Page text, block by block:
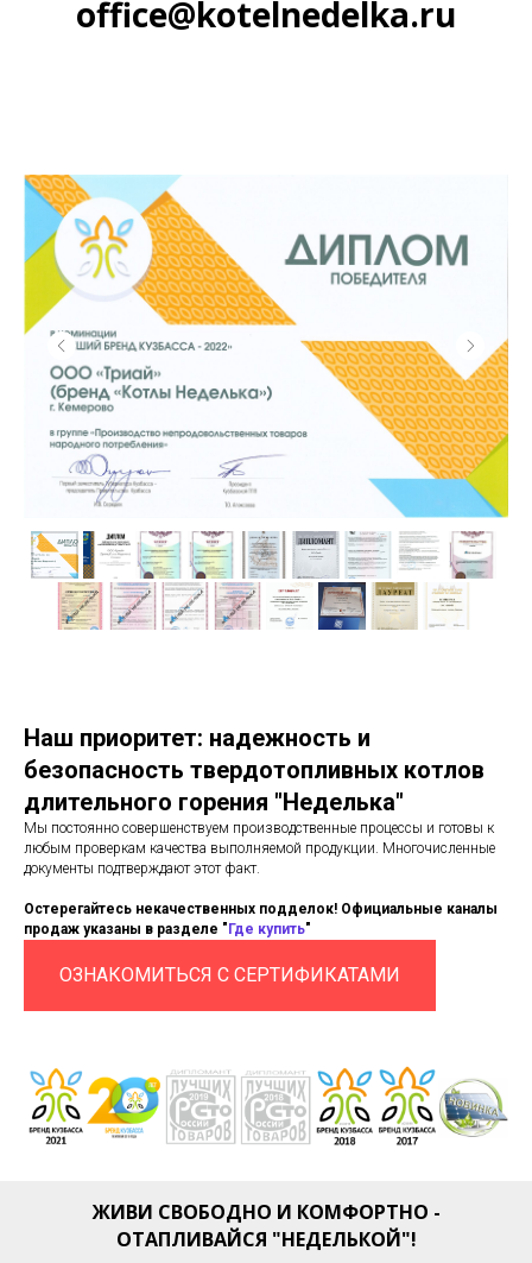
office@kotelnedelka.ru
Наш приоритет: надежность и
безопасность твердотопливных котлов
длительного горения "Неделька"
Мы постоянно совершенствуем производственные процессы и готовы к
любым проверкам качества выполняемой продукции. Многочисленные
документы подтверждают этот факт.
Остерегайтесь некачественных подделок! Официальные каналы
продаж указаны в разделе " Где купить"
ОЗНАКОМИТЬСЯ С СЕРТИФИКАТАМИ
ЖИВИ СВОБОДНО И КОМФОРТНО -
ОТАПЛИВАЙСЯ "НЕДЕЛЬКОЙ"!